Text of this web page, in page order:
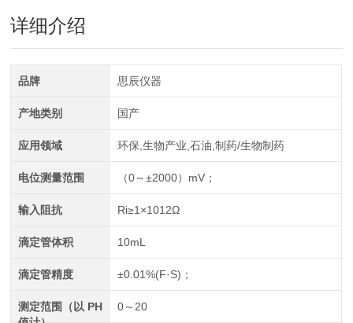
详细介绍
品牌 思辰仪器
产地类别 国产
应用领域 环保,生物产业,石油,制药/生物制药
电位测量范围 （0～±2000）mV；
输入阻抗 Ri≥1×1012Ω
滴定管体积 10mL
滴定管精度 ±0.01%(F·S)；
测定范围（以 PH
0～20